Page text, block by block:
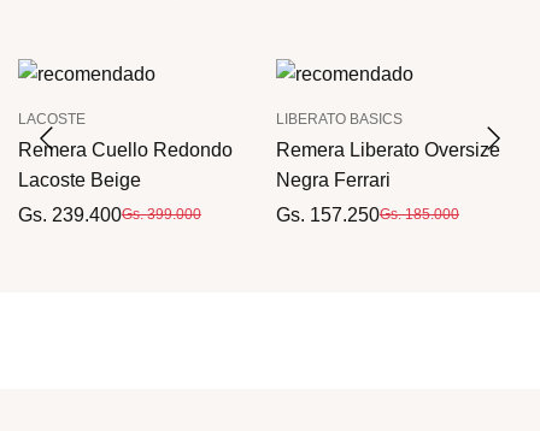
LACOSTE
Remera Cuello Redondo
Lacoste Beige
Gs. 239.400Gs. 399.000
LIBERATO BASICS
Remera Liberato Oversize
Negra Ferrari
Gs. 157.250Gs. 185.000